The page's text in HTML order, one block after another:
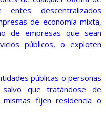
descentralizados
de economía mixta,
de empresas que sean
públicos, o exploten
públicas o personas
que tratándose de
fijen residencia o